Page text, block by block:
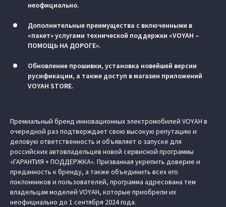
неофициально.
Дополнительные преимущества с включенными в
«пакет» услугами технической поддержки «VOYAH –
ПОМОЩЬ НА ДОРОГЕ».
Обновление прошивки, установка новейшей версии
русификации, а также доступ в магазин приложений
VOYAH STORE.
Премиальный бренд инновационных электромобилей VOYAH в
очередной раз подтверждает свою высокую репутацию и
деловую ответственность и объявляет о запуске для
российских автовладельцев новой сервисной программы
«ГАРАНТИЯ + ПОДДЕРЖКА». Призванная укрепить доверие и
преданность к бренду, а также объединить всех его
поклонников и пользователей, программа адресована тем
владельцам моделей VOYAH, которые приобрели их
неофициально до 1 сентября 2024 года.